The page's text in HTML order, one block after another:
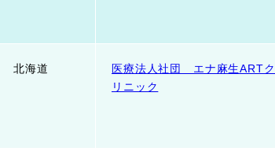
北海道
医療法人社団 エナ麻生ARTク
リニック